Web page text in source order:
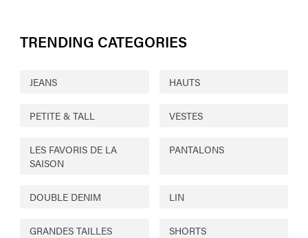
TRENDING CATEGORIES
JEANS HAUTS
PETITE & TALL VESTES
LES FAVORIS DE LA
SAISON
PANTALONS
DOUBLE DENIM LIN
GRANDES TAILLES SHORTS